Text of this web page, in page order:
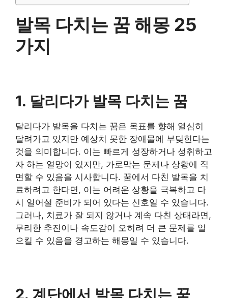
발목 다치는 꿈 해몽 25
가지
1. 달리다가 발목 다치는 꿈
달리다가 발목을 다치는 꿈은 목표를 향해 열심히
달려가고 있지만 예상치 못한 장애물에 부딪힌다는
것을 의미합니다. 이는 빠르게 성장하거나 성취하고
자 하는 열망이 있지만, 가로막는 문제나 상황에 직
면할 수 있음을 시사합니다. 꿈에서 다친 발목을 치
료하려고 한다면, 이는 어려운 상황을 극복하고 다
시 일어설 준비가 되어 있다는 신호일 수 있습니다.
그러나, 치료가 잘 되지 않거나 계속 다친 상태라면,
무리한 추진이나 속도감이 오히려 더 큰 문제를 일
으킬 수 있음을 경고하는 해몽일 수 있습니다.
2. 계단에서 발목 다치는 꿈